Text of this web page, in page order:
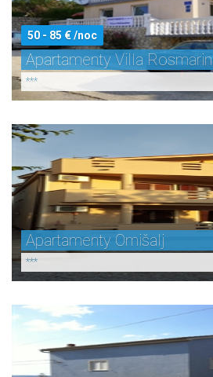
50 - 85 € /noc
Apartamenty Villa Rosmarin
***
Apartamenty Omišalj
***